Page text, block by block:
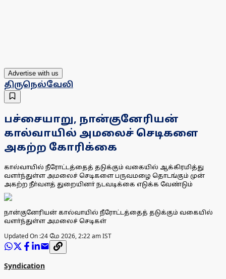
Advertise with us
திருநெல்வேலி
பச்சையாறு, நான்குனேரியன்
கால்வாயில் அமலைச் செடிகளை
அகற்ற கோரிக்கை
கால்வாயில் நீரோட்டத்தைத் தடுக்கும் வகையில் ஆக்கிரமித்து
வளா்ந்துள்ள அமலைச் செடிகளை பருவமழை தொடங்கும் முன்
அகற்ற நீா்வளத் துறையினா் நடவடிக்கை எடுக்க வேண்டும்
நான்குனேரியன் கால்வாயில் நீரோட்டத்தைத் தடுக்கும் வகையில்
வளா்ந்துள்ள அமலைச் செடிகள்
Updated On :24 மே 2026, 2:22 am IST
Syndication